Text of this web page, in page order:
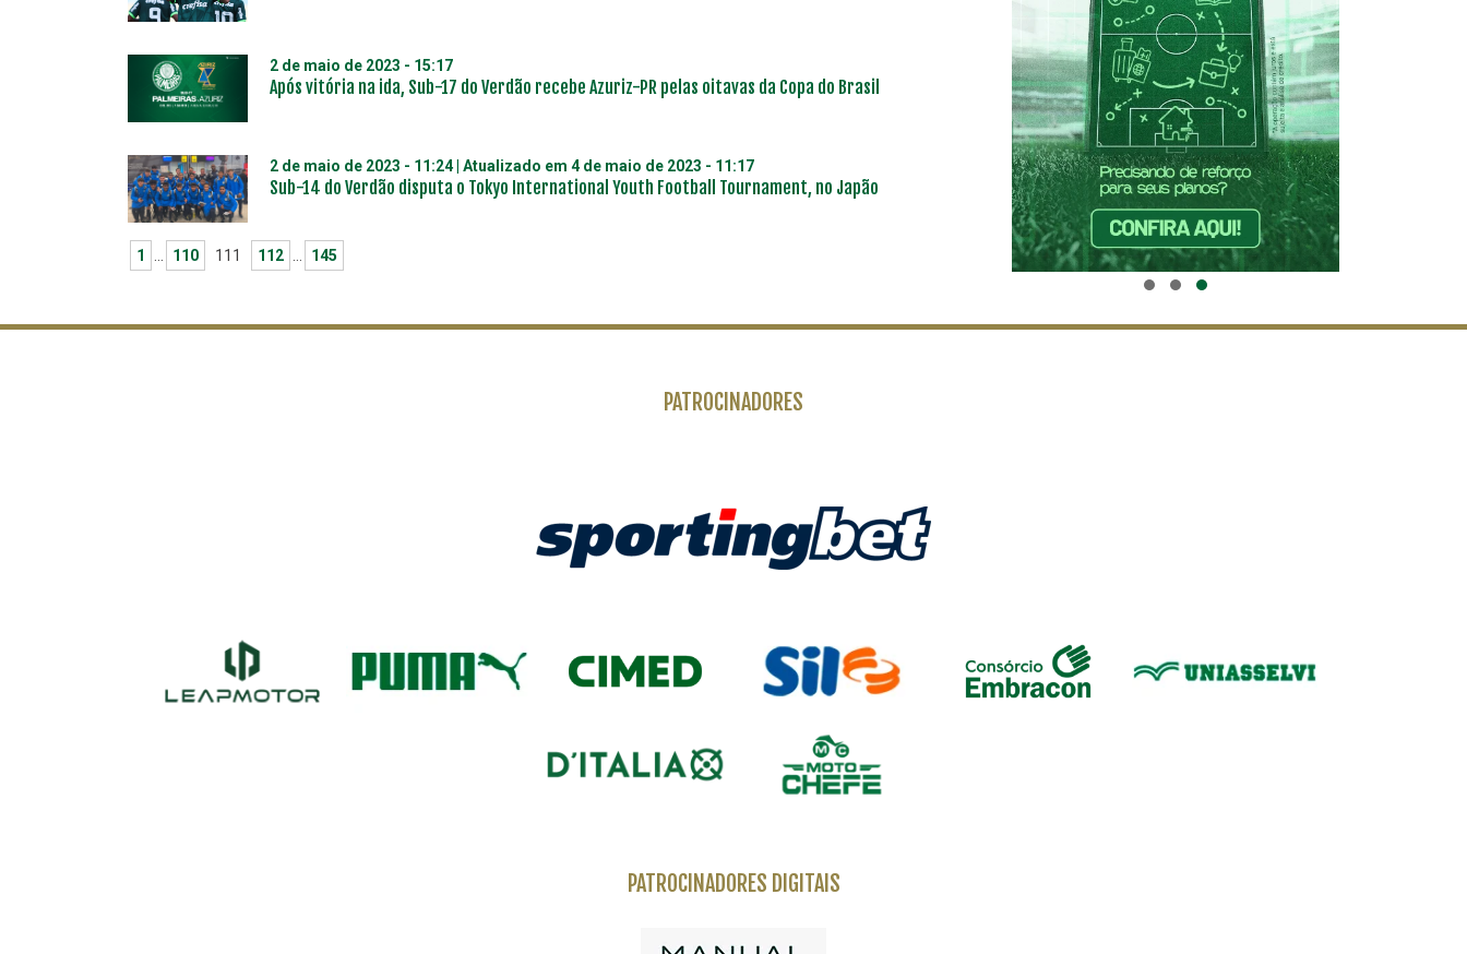
2 de maio de 2023 - 15:17
Após vitória na ida, Sub-17 do Verdão recebe Azuriz-PR pelas oitavas da Copa do Brasil
2 de maio de 2023 - 11:24| Atualizado em 4 de maio de 2023 - 11:17
Sub-14 do Verdão disputa o Tokyo International Youth Football Tournament, no Japão
1 … 110 111 112 … 145
PATROCINADORES
PATROCINADORES DIGITAIS